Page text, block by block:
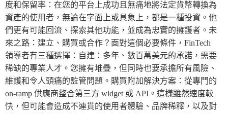
度和保留率：在您的平台上成功且無痛地將法定貨幣轉換為
資產的使用者，無論在字面上或具象上，都是一種投資。他
們更有可能回流、探索其他功能，並成為忠實的擁護者。未
來之路：建立、購買或合作？面對這個必要條件，FinTech
領導者有三種選擇：自建：多年、數百萬美元的承諾，需要
稀缺的專業人才。您擁有堆疊，但同時也要承擔所有風險、
維護和令人頭痛的監管問題。購買附加解決方案：從專門的
on-ramp 供應商整合第三方 widget 或 API。這樣雖然速度較
快，但可能會造成不連貫的使用者體驗、品牌稀釋，以及對